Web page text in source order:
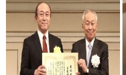
OK」 これさぁ…